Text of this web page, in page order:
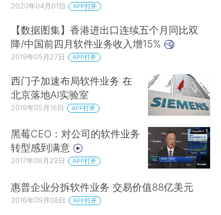
2020年04月01日 APP打开
【数据图集】香港进出口连续五个月同比双
降/中国前四月软件业务收入增15%
2019年05月27日 APP打开
西门子加速布局软件业务 在
北京落地AI实验室
2019年05月16日 APP打开
黑莓CEO：对公司的软件业务
转型感到满意
2017年09月29日 APP打开
惠普企业分拆软件业务 交易价值88亿美元
2016年09月08日 APP打开